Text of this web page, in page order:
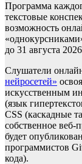
Программа
текстовые
возможность
до 31 августа
Слушатели
нейросетей»
искусственным
(язык
CSS (каскадные
собственное веб-
будет
программистов
кода).